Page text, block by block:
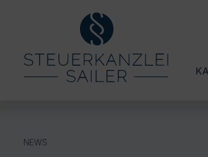
NEWS